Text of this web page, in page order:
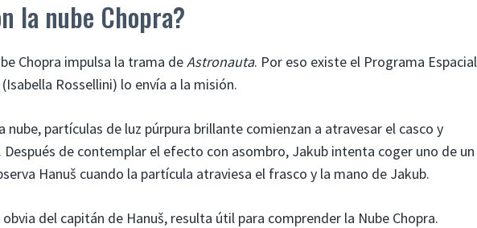
la nube Chopra?
Chopra impulsa la trama deAstronauta. Por eso existe el Programa Espacial
Rossellini) lo envía a la misión.
nube, partículas de luz púrpura brillante comienzan a atravesar el casco y
de contemplar el efecto con asombro, Jakub intenta coger uno de un
Hanuš cuando la partícula atraviesa el frasco y la mano de Jakub.
del capitán de Hanuš, resulta útil para comprender la Nube Chopra.